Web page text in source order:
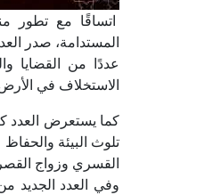
اتساقًا مع تطور
المستدامة، صدر
عددًا من القضايا
الاستخلاف في
كما يستعرض العدد
تلوث البيئة
القسري وزواج
وفي العدد الجديد